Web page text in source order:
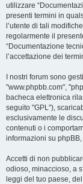
utilizzare
presenti termini in
l’utente di tali
regolarmente il
“Documentazione
l’accettazione dei
I nostri forum sono
"www.phpbb.com",
bacheca elettronica
seguito "GPL"),
esclusivamente le
contenuti o i
informazioni su
Accetti di non
odioso, minaccioso, a
leggi del tuo paese,